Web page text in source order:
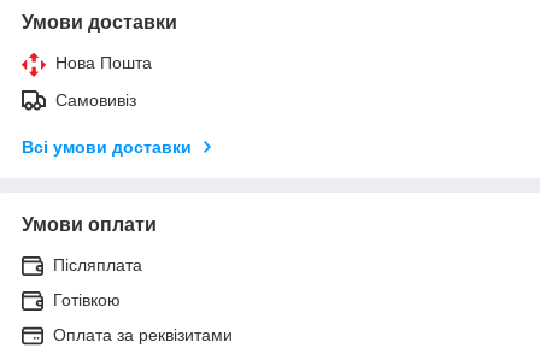
Умови доставки
Нова Пошта
Самовивіз
Всі умови доставки
Умови оплати
Післяплата
Готівкою
Оплата за реквізитами